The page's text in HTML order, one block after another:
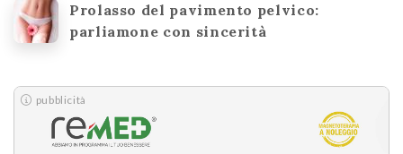
Prolasso del pavimento pelvico:
parliamone con sincerità
pubblicità